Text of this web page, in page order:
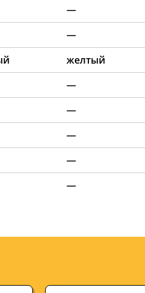
—
—
желтый
—
—
—
—
—